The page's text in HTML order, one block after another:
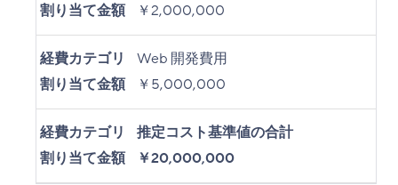
割り当て金額
￥2,000,000
経費カテゴリ
Web 開発費用
割り当て金額
￥5,000,000
経費カテゴリ
推定コスト基準値の合計
割り当て金額
￥20,000,000